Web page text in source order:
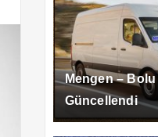
Mengen –
Güncellendi